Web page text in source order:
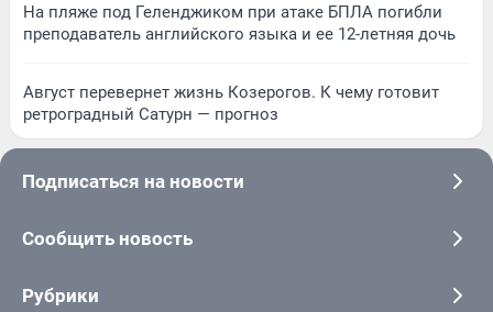
На пляже под Геленджиком при атаке БПЛА погибли
преподаватель английского языка и ее 12-летняя дочь
Август перевернет жизнь Козерогов. К чему готовит
ретроградный Сатурн — прогноз
Подписаться на новости
Сообщить новость
Рубрики